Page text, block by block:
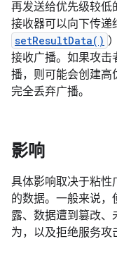
再发送给优先级较低
接收器可以向下传递
setResultData()
接收广播。如果攻击
播，则可能会创建高
完全丢弃广播。
影响
具体影响取决于粘性
的数据。一般来说
露、数据遭到篡改
为，以及拒绝服务攻